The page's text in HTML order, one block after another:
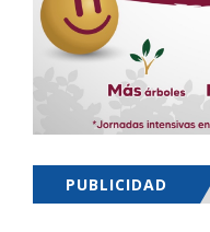
PUBLICIDAD